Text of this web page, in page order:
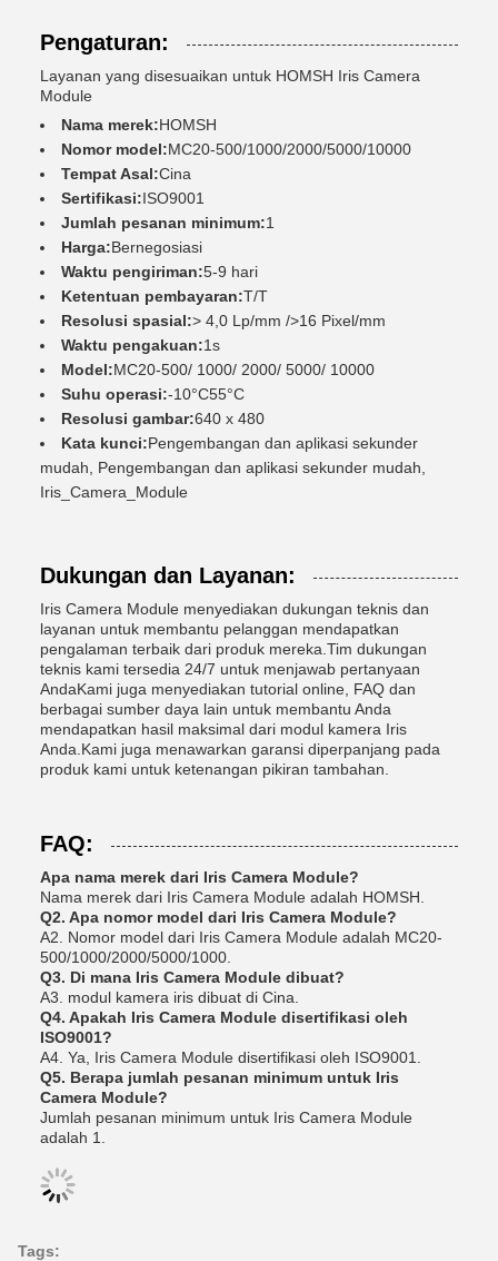
Pengaturan:
Layanan yang disesuaikan untuk HOMSH Iris Camera
Module
Nama merek:HOMSH
Nomor model:MC20-500/1000/2000/5000/10000
Tempat Asal:Cina
Sertifikasi:ISO9001
Jumlah pesanan minimum:1
Harga:Bernegosiasi
Waktu pengiriman:5-9 hari
Ketentuan pembayaran:T/T
Resolusi spasial:> 4,0 Lp/mm />16 Pixel/mm
Waktu pengakuan:1s
Model:MC20-500/ 1000/ 2000/ 5000/ 10000
Suhu operasi:-10°C55°C
Resolusi gambar:640 x 480
Kata kunci:Pengembangan dan aplikasi sekunder
mudah, Pengembangan dan aplikasi sekunder mudah,
Iris_Camera_Module
Dukungan dan Layanan:
Iris Camera Module menyediakan dukungan teknis dan
layanan untuk membantu pelanggan mendapatkan
pengalaman terbaik dari produk mereka.Tim dukungan
teknis kami tersedia 24/7 untuk menjawab pertanyaan
AndaKami juga menyediakan tutorial online, FAQ dan
berbagai sumber daya lain untuk membantu Anda
mendapatkan hasil maksimal dari modul kamera Iris
Anda.Kami juga menawarkan garansi diperpanjang pada
produk kami untuk ketenangan pikiran tambahan.
FAQ:
Apa nama merek dari Iris Camera Module?
Nama merek dari Iris Camera Module adalah HOMSH.
Q2. Apa nomor model dari Iris Camera Module?
A2. Nomor model dari Iris Camera Module adalah MC20-
500/1000/2000/5000/1000.
Q3. Di mana Iris Camera Module dibuat?
A3. modul kamera iris dibuat di Cina.
Q4. Apakah Iris Camera Module disertifikasi oleh
ISO9001?
A4. Ya, Iris Camera Module disertifikasi oleh ISO9001.
Q5. Berapa jumlah pesanan minimum untuk Iris
Camera Module?
Jumlah pesanan minimum untuk Iris Camera Module
adalah 1.
Tags: